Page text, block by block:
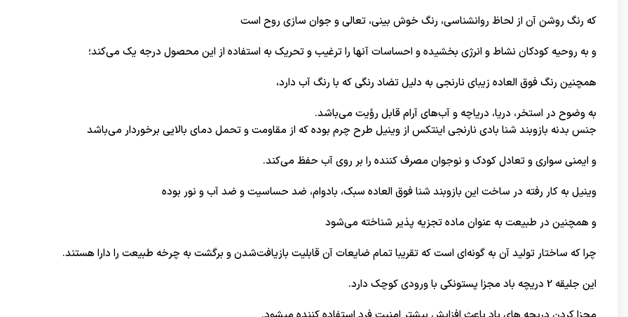
که رنگ روشن آن از لحاظ روانشناسی، رنگ خوش بینی، تعالی و جوان سازی روح است
و به روحیه کودکان نشاط و انرژی بخشیده و احساسات آنها را ترغیب و تحریک به استفاده از این محصول درجه یک می‌کند؛
همچنین رنگ فوق العاده زیبای نارنجی به دلیل تضاد رنگی که با رنگ آب دارد،
به وضوح در استخر، دریا، دریاچه و آب‌های آرام قابل رؤیت می‌باشد.
جنس بدنه بازوبند شنا بادی نارنجی اینتکس از وینیل طرح‌ چرم بوده که از مقاومت و تحمل دمای بالایی برخوردار می‌باشد
و ایمنی سواری و تعادل کودک و نوجوان مصرف کننده را بر روی آب حفظ می‌کند.
وینیل به کار رفته در ساخت این بازوبند شنا فوق العاده سبک، بادوام، ضد حساسیت و ضد آب و نور بوده
و همچنین در طبیعت به عنوان ماده تجزیه پذیر شناخته می‌شود
چرا که ساختار تولید آن به گونه‌ای است که تقریبا تمام ضایعات آن قابلیت بازیافت‌شدن و برگشت به چرخه طبیعت را دارا هستند.
این جلیقه 2 دریچه باد مجزا پستونکی با ورودی کوچک دارد.